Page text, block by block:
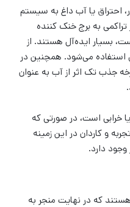
احتراق یا آب داغ به سیستم
به برج خنک کننده
بسیار ایده‌آل هستند. از
استفاده می‌شود. همچنین در
جذب تک اثر از آب به عنوان
خرابی است، در صورتی که
و کاردان در این زمینه
دارد.
که در نهایت منجر به